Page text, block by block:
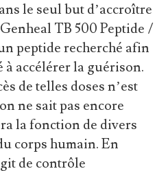
le seul but d’accroître
TB 500 Peptide /
peptide recherché afin
à accélérer la guérison.
de telles doses n’est
ne sait pas encore
la fonction de divers
corps humain. En
de contrôle